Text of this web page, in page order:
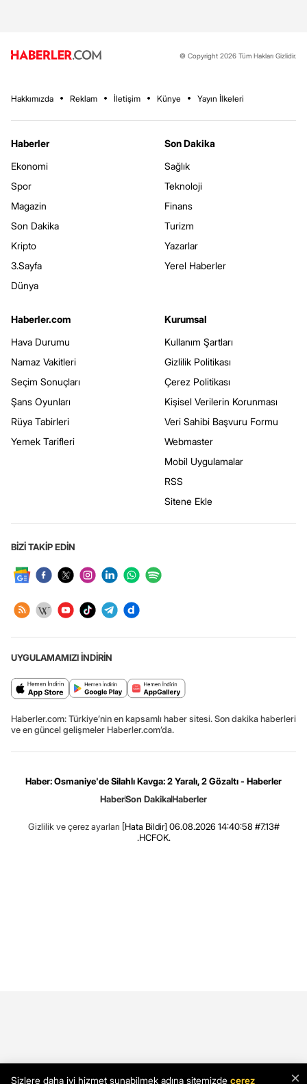
© Copyright 2026 Tüm Hakları Gizlidir.
Hakkımızda Reklam İletişim Künye Yayın İlkeleri
Haberler
Ekonomi
Spor
Magazin
Son Dakika
Kripto
3.Sayfa
Dünya
Son Dakika
Sağlık
Teknoloji
Finans
Turizm
Yazarlar
Yerel Haberler
Haberler.com
Hava Durumu
Namaz Vakitleri
Seçim Sonuçları
Şans Oyunları
Rüya Tabirleri
Yemek Tarifleri
Kurumsal
Kullanım Şartları
Gizlilik Politikası
Çerez Politikası
Kişisel Verilerin Korunması
Veri Sahibi Başvuru Formu
Webmaster
Mobil Uygulamalar
RSS
Sitene Ekle
BİZİ TAKİP EDİN
UYGULAMAMIZI İNDİRİN
Haberler.com: Türkiye’nin en kapsamlı haber sitesi. Son dakika haberleri
ve en güncel gelişmeler Haberler.com’da.
Haber: Osmaniye'de Silahlı Kavga: 2 Yaralı, 2 Gözaltı - Haberler
HaberSon DakikaHaberler
Gizlilik ve çerez ayarları [Hata Bildir] 06.08.2026 14:40:58 #7.13#
.HCFOK.
×
Sizlere daha iyi hizmet sunabilmek adına sitemizde çerez